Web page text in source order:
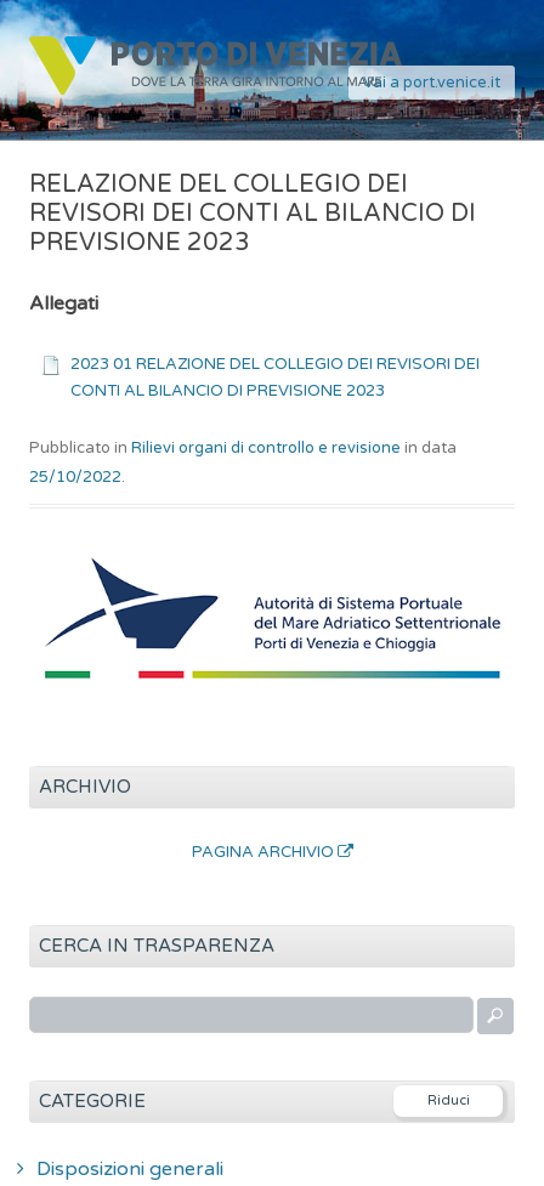
Vai a port.venice.it
RELAZIONE DEL COLLEGIO DEI
REVISORI DEI CONTI AL BILANCIO DI
PREVISIONE 2023
Allegati
2023 01 RELAZIONE DEL COLLEGIO DEI REVISORI DEI
CONTI AL BILANCIO DI PREVISIONE 2023
Pubblicato in Rilievi organi di controllo e revisione in data
25/10/2022.
ARCHIVIO
PAGINA ARCHIVIO
CERCA IN TRASPARENZA
r
CATEGORIE
Disposizioni generali